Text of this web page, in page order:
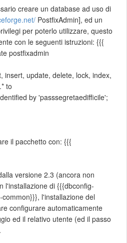
creare un database ad uso di
PostfixAdmin], ed un
per poterlo utilizzare, questo
con le seguenti istruzioni: {{{
postfixadmin
insert, update, delete, lock, index,
to
by 'passsegretaedifficile';
il pacchetto con: {{{
versione 2.3 (ancora non
l'installazione di {{{dbconfig-
l'installazione del
configurare automaticamente
ed il relativo utente (ed il passo